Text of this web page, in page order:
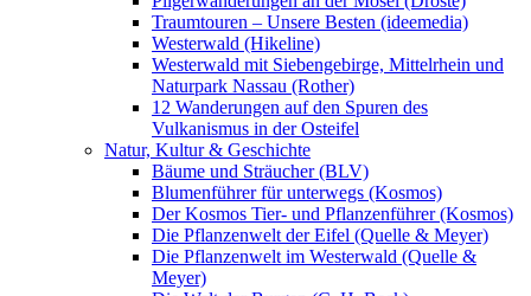
Traumtouren – Unsere Besten (ideemedia)
Westerwald (Hikeline)
Westerwald mit Siebengebirge, Mittelrhein und
Naturpark Nassau (Rother)
12 Wanderungen auf den Spuren des
Vulkanismus in der Osteifel
Natur, Kultur & Geschichte
Bäume und Sträucher (BLV)
Blumenführer für unterwegs (Kosmos)
Der Kosmos Tier- und Pflanzenführer (Kosmos)
Die Pflanzenwelt der Eifel (Quelle & Meyer)
Die Pflanzenwelt im Westerwald (Quelle &
Meyer)